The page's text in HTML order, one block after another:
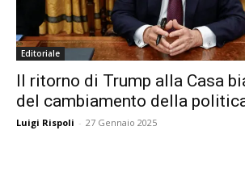
Editoriale
Il ritorno di Trump alla Casa
del cambiamento della
Luigi Rispoli - 27 Gennaio 2025